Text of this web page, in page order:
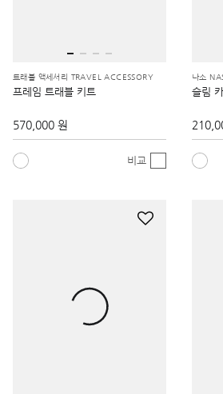
트래블 액세서리 TRAVEL ACCESSORY
프레임 트래블 키트
570,000 원
비교
나소
슬림